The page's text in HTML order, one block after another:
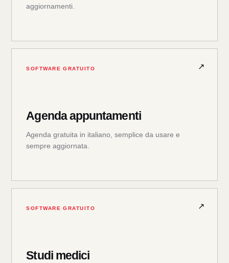
aggiornamenti.
SOFTWARE GRATUITO
Agenda appuntamenti
Agenda gratuita in italiano, semplice da usare e
sempre aggiornata.
SOFTWARE GRATUITO
Studi medici